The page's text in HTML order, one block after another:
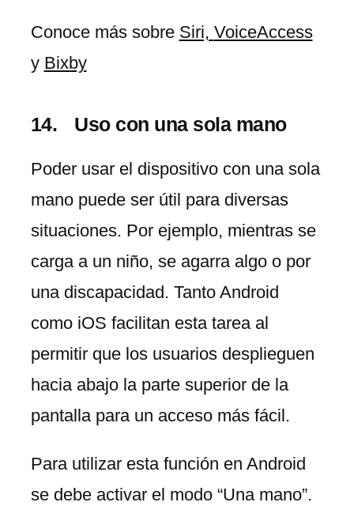
Conoce más sobre Siri, VoiceAccess
y Bixby
Uso con una sola mano
Poder usar el dispositivo con una sola
mano puede ser útil para diversas
situaciones. Por ejemplo, mientras se
carga a un niño, se agarra algo o por
una discapacidad. Tanto Android
como iOS facilitan esta tarea al
permitir que los usuarios desplieguen
hacia abajo la parte superior de la
pantalla para un acceso más fácil.
Para utilizar esta función en Android
se debe activar el modo “Una mano”.